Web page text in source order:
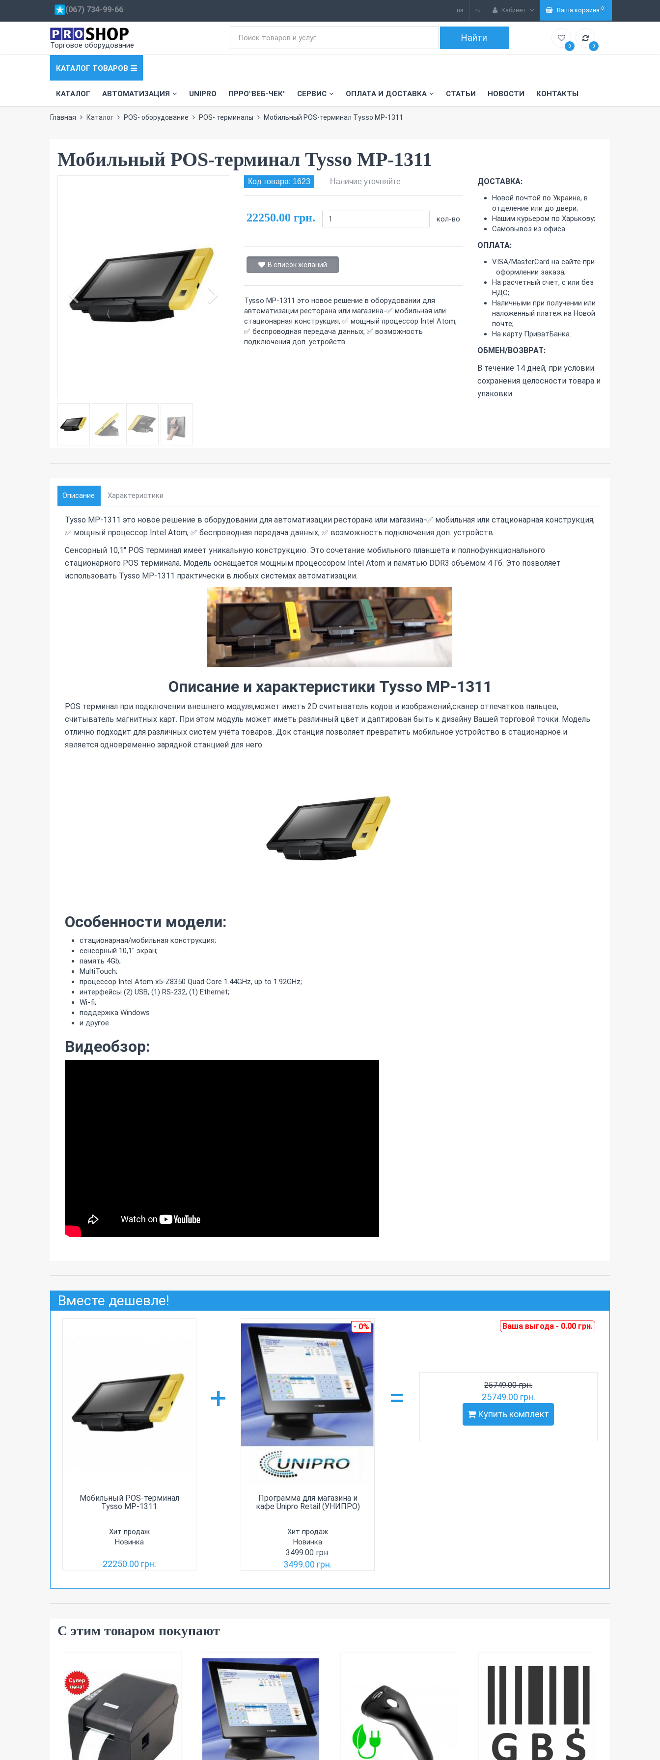
Торговое оборудование 0 0
КАТАЛОГ ТОВАРОВ
КАТАЛОГ АВТОМАТИЗАЦИЯ UNIPRO ПРРО"ВЕБ-ЧЕК" СЕРВИС ОПЛАТА И ДОСТАВКА СТАТЬИ НОВОСТИ КОНТАКТЫ
(067) 734-99-66 ua ru Кабинет Ваша корзина(0)
Главная Каталог POS- оборудование POS- терминалы Мобильный POS-терминал Tysso MP-1311
Мобильный POS-терминал Tysso MP-1311
Код товара: 1623 Наличие уточняйте
22250.00 грн. кол-во
В список желаний
Tysso MP-1311 это новое решение в оборудовании для
автоматизации ресторана или магазина-✅ мобильная или
стационарная конструкция, ✅ мощный процессор Intel Atom,
✅ беспроводная передача данных, ✅ возможность
подключения доп. устройств.
ДОСТАВКА:
Новой почтой по Украине, в
отделение или до двери;
Нашим курьером по Харькову;
Самовывоз из офиса.
ОПЛАТА:
VISA/MasterCard на сайте при
оформлении заказа;
На расчетный счет, с или без
НДС;
Наличными при получении или
наложенный платеж на Новой
почте;
На карту ПриватБанка.
ОБМЕН/ВОЗВРАТ:
В течение 14 дней, при условии
сохранения целосности товара и
упаковки.
Описание Характеристики
Tysso MP-1311 это новое решение в оборудовании для автоматизации ресторана или магазина-✅ мобильная или стационарная конструкция,
✅ мощный процессор Intel Atom, ✅ беспроводная передача данных, ✅ возможность подключения доп. устройств.
Сенсорный 10,1" POS терминал имеет уникальную конструкцию. Это сочетание мобильного планшета и полнофункционального
стационарного POS терминала. Модель оснащается мощным процессором Intel Atom и памятью DDR3 объёмом 4 Гб. Это позволяет
использовать Tysso MP-1311 практически в любых системах автоматизации.
Описание и характеристики Tysso MP-1311
POS терминал при подключении внешнего модуля,может иметь 2D считыватель кодов и изображений,сканер отпечатков пальцев,
считыватель магнитных карт. При этом модуль может иметь различный цвет и даптирован быть к дизайну Вашей торговой точки. Модель
отлично подходит для различных систем учёта товаров. Док станция позволяет превратить мобильное устройство в стационарное и
является одновременно зарядной станцией для него.
Особенности модели:
стационарная/мобильная конструкция;
сенсорный 10,1" экран;
память 4Gb;
MultiTouch;
процессор Intel Atom x5-Z8350 Quad Core 1.44GHz, up to 1.92GHz;
интерфейсы (2) USB, (1) RS-232, (1) Ethernet;
Wi-fi;
поддержка Windows
и другое
Видеобзор:
Вместе дешевле!
Мобильный POS-терминал
Tysso MP-1311
Хит продаж
Новинка
22250.00 грн.
+
- 0%
Программа для магазина и
кафе Unipro Retail (УНИПРО)
Хит продаж
Новинка
3499.00 грн.
3499.00 грн.
=
Ваша выгода - 0.00 грн.
25749.00 грн.
25749.00 грн.
Купить комплект
С этим товаром покупают